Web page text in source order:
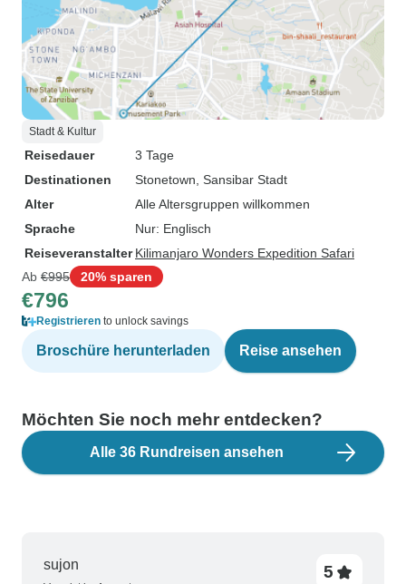
Stadt & Kultur
Reisedauer
3 Tage
Destinationen
Stonetown , Sansibar Stadt
Alter
Alle Altersgruppen willkommen
Sprache
Nur: Englisch
Reiseveranstalter Kilimanjaro Wonders Expedition Safari
Ab €995 20% sparen
€796
Registrieren to unlock savings
Broschüre herunterladen Reise ansehen
Möchten Sie noch mehr entdecken?
Alle 36 Rundreisen ansehen
sujon 5